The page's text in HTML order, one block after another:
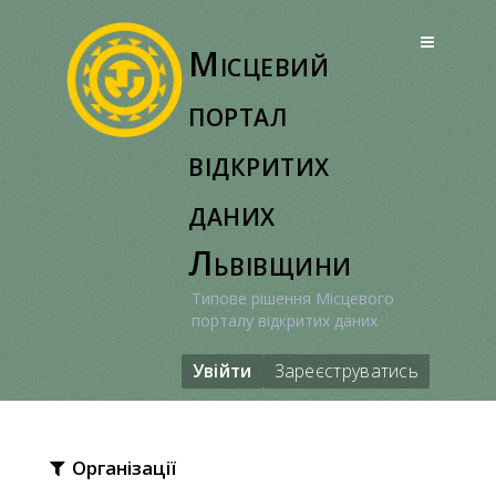
Місцевий
портал
відкритих
даних
Львівщини
Типове рішення Місцевого
порталу відкритих даних
Увійти Зареєструватись
Організації